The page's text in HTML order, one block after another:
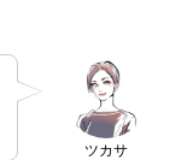
ツカサ